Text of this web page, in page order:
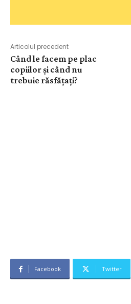
Articolul precedent
Când le facem pe plac
copiilor și când nu
trebuie răsfățați?
Facebook Twitter